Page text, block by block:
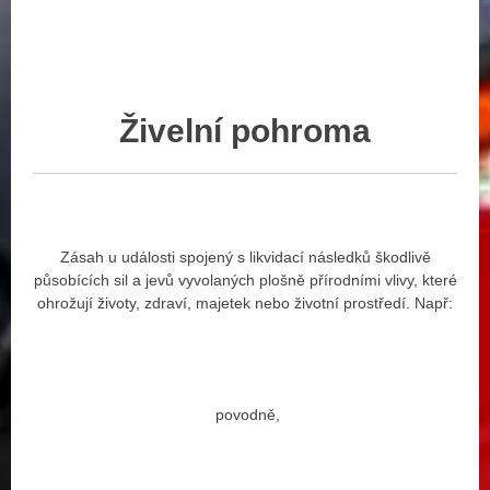
Živelní pohroma
Zásah u události spojený s likvidací následků škodlivě
působících sil a jevů vyvolaných plošně přírodními vlivy, které
ohrožují životy, zdraví, majetek nebo životní prostředí. Např:
povodně,